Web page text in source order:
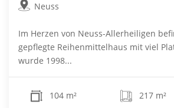
Neuss
Im Herzen von Neuss-Allerheiligen
gepflegte Reihenmittelhaus mit viel
wurde 1998...
104 m² 217 m²